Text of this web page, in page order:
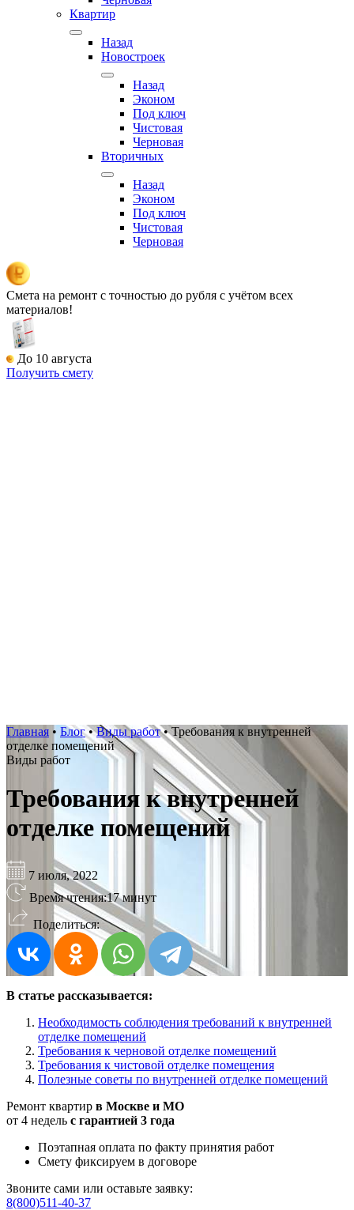
Квартир
Назад
Новостроек
Назад
Эконом
Под ключ
Чистовая
Черновая
Вторичных
Назад
Эконом
Под ключ
Чистовая
Черновая
Смета на ремонт с точностью до рубля с учётом всех
материалов!
До 10 августа
Получить смету
Главная • Блог•Виды работ•Требования к внутренней
отделке помещений
Виды работ
Требования к внутренней
отделке помещений
7 июля, 2022
Время чтения:17 минут
Поделиться:
В статье рассказывается:
Необходимость соблюдения требований к внутренней
отделке помещений
Требования к черновой отделке помещений
Требования к чистовой отделке помещения
Полезные советы по внутренней отделке помещений
Ремонт квартир в Москве и МО
от 4 недель с гарантией 3 года
Поэтапная оплата по факту принятия работ
Смету фиксируем в договоре
Звоните сами или оставьте заявку:
8(800)511-40-37